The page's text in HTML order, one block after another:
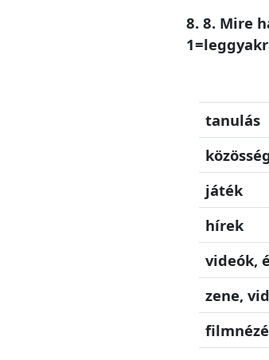
8. 8. Mire
tanulás
játék
hírek
videók,
zene,